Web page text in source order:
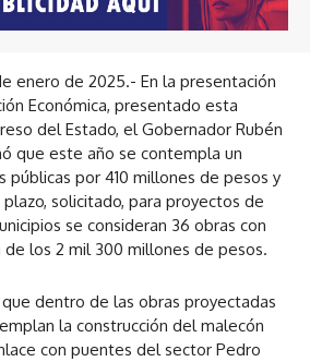
enero de 2025.- En la presentación
Económica, presentado esta
del Estado, el Gobernador Rubén
que este año se contempla un
públicas por 410 millones de pesos y
solicitado, para proyectos de
se consideran 36 obras con
los 2 mil 300 millones de pesos.
dentro de las obras proyectadas
la construcción del malecón
con puentes del sector Pedro